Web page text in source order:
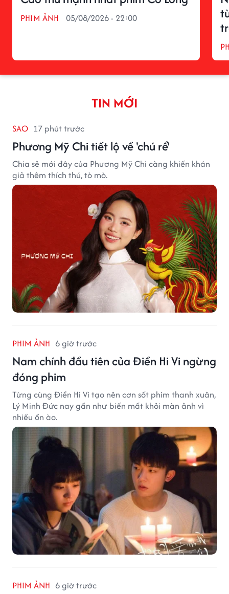
PHIM ẢNH 05/08/2026 - 22:00
TIN MỚI
SAO 17 phút trước
Phương Mỹ Chi tiết lộ về 'chú rể'
Chia sẻ mới đây của Phương Mỹ Chi càng khiến khán
giả thêm thích thú, tò mò.
PHIM ẢNH 6 giờ trước
Nam chính đầu tiên của Điền Hi Vi ngừng
đóng phim
Từng cùng Điền Hi Vi tạo nên cơn sốt phim thanh xuân,
Lý Minh Đức nay gần như biến mất khỏi màn ảnh vì
nhiều ồn ào.
PHIM ẢNH 6 giờ trước